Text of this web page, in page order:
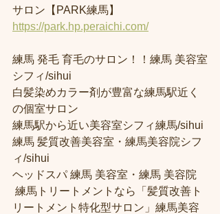
サロン【PARK練馬】
https://park.hp.peraichi.com/
練馬 発毛 育毛のサロン！！練馬 美容室
シフィ/sihui
白髪染めカラー剤が豊富な練馬駅近く
の個室サロン
練馬駅から近い美容室シフィ練馬/sihui
練馬 髪質改善美容室・練馬美容院シフ
ィ/sihui
ヘッドスパ 練馬 美容室・練馬 美容院
練馬トリートメントなら「髪質改善ト
リートメント特化型サロン」練馬美容